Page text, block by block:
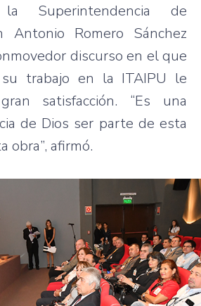
Superintendencia de
Antonio Romero Sánchez
discurso en el que
trabajo en la ITAIPU le
satisfacción. “Es una
de Dios ser parte de esta
obra”, afirmó.